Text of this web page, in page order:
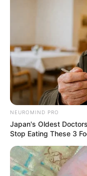
Tags Flipkart Sale
Nothing Phone 3 Offer
અમારી યુટ્યુબ
Latest News
NEUROMIND PRO
Japan's Oldest
Stop Eating These 3